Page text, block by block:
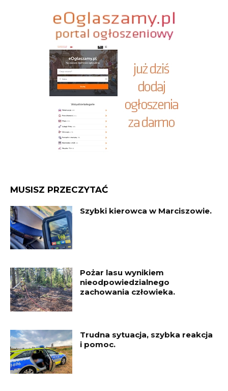
MUSISZ PRZECZYTAĆ
Szybki kierowca w Marciszowie.
Pożar lasu wynikiem
nieodpowiedzialnego
zachowania człowieka.
Trudna sytuacja, szybka reakcja
i pomoc.